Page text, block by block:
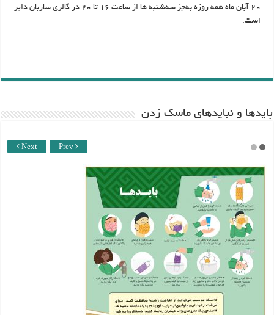
۲۰ آبان ماه همه روزه به‌جز سه‌شنبه ها از ساعت ۱۶ تا ۲۰ در گالری ساربان دایر
است.
باید‌ها و نبایدهای ماسک زدن
Next Prev